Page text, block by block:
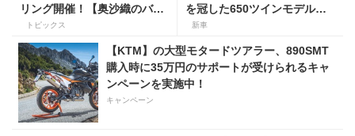
リング開催！【奥沙織のバイ
ク日和第３回】
トピックス
を冠した650ツインモデルが
登場。価格98万100円〜で、8
新車
【KTM】の大型モタードツアラー、890SMT
購入時に35万円のサポートが受けられるキャ
ンペーンを実施中！
キャンペーン